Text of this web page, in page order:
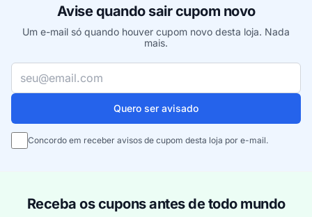
Avise quando sair cupom novo
Um e-mail só quando houver cupom novo desta loja. Nada
mais.
Seu e-mail
Quero ser avisado
Concordo em receber avisos de cupom desta loja por e-mail.
Receba os cupons antes de todo mundo